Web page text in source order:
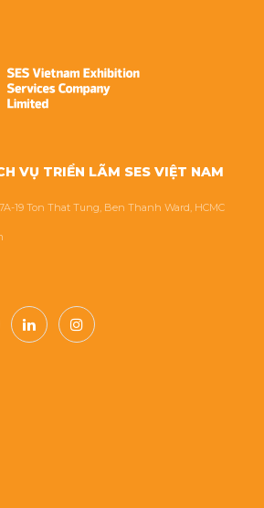
VỤ TRIỂN LÃM SES VIỆT NAM
19 Ton That Tung, Ben Thanh Ward, HCMC